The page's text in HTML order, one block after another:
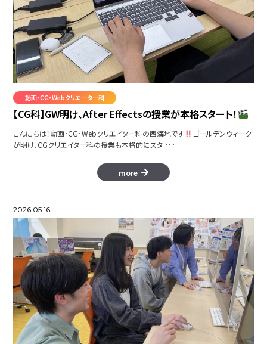
動画・CG・Webクリエーター科
【CG科】GW明け、After Effectsの授業が本格スタート！
こんにちは！動画･CG･Webクリエイター科の西海地です
ゴールデンウィーク
が明け、CGクリエイター科の授業も本格的にスタ ･･･
more
2026.05.16